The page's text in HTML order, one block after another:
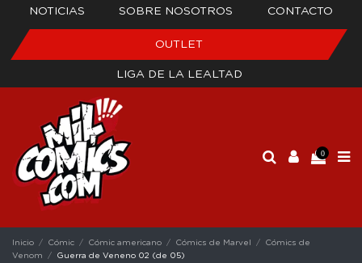
NOTICIAS SOBRE NOSOTROS CONTACTO
OUTLET
LIGA DE LA LEALTAD
0
Inicio Cómic Cómic americano Cómics de Marvel
Cómics de
Venom
Guerra de Veneno 02 (de 05)